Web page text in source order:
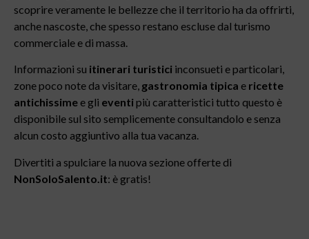
scoprire veramente le bellezze che il territorio ha da offrirti,
anche nascoste, che spesso restano escluse dal turismo
commerciale e di massa.
Informazioni su itinerari turistici inconsueti e particolari,
zone poco note da visitare, gastronomia tipica e ricette
antichissime e gli eventi più caratteristici tutto questo è
disponibile sul sito semplicemente consultandolo e senza
alcun costo aggiuntivo alla tua vacanza.
Divertiti a spulciare la nuova sezione offerte di
NonSoloSalento.it: è gratis!